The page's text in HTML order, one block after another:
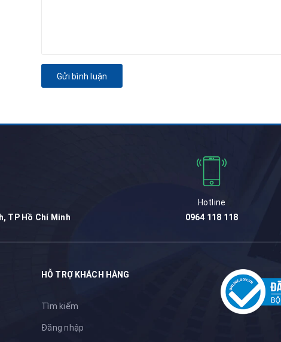
Gửi bình luận
TP Hồ Chí Minh
Hotline
0964 118 118
HỖ TRỢ KHÁCH HÀNG
Tìm kiếm
Đăng nhập